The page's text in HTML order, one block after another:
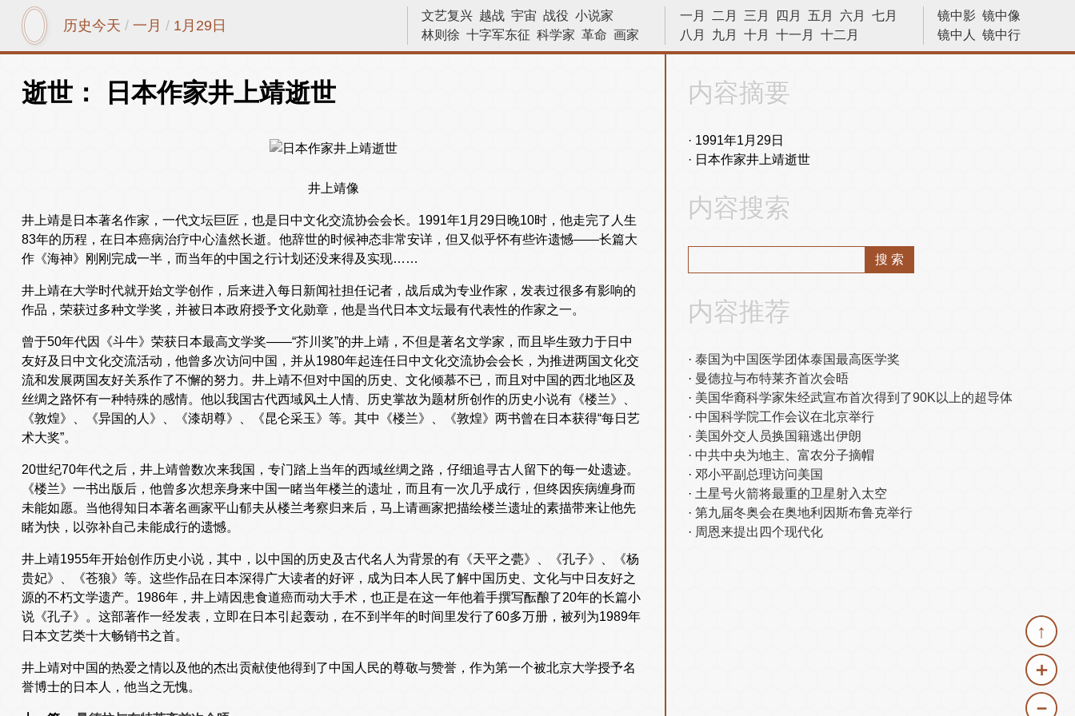
历史今天 / 一月 / 1月29日
镜中影 镜中像
镜中人
镜中行
历史今天
一月 二月 三月 四月 五月 六月
七月
八月
九月 十月 十一月 十二月
文艺复兴 越战 宇宙 战役 小说家
林则徐 十字军东征 科学家 革命 画家
侵略 晓松说 发明 天文学 数学 建筑
逝世： 日本作家井上靖逝世
井上靖像
井上靖是日本著名作家，一代文坛巨匠，也是日中文化交流协会会长。1991年1月29日晚10时，他走完了人生
83年的历程，在日本癌病治疗中心溘然长逝。他辞世的时候神态非常安详，但又似乎怀有些许遗憾——长篇大
作《海神》刚刚完成一半，而当年的中国之行计划还没来得及实现……
井上靖在大学时代就开始文学创作，后来进入每日新闻社担任记者，战后成为专业作家，发表过很多有影响的
作品，荣获过多种文学奖，并被日本政府授予文化勋章，他是当代日本文坛最有代表性的作家之一。
曾于50年代因《斗牛》荣获日本最高文学奖——“芥川奖”的井上靖，不但是著名文学家，而且毕生致力于日中
友好及日中文化交流活动，他曾多次访问中国，并从1980年起连任日中文化交流协会会长，为推进两国文化交
流和发展两国友好关系作了不懈的努力。井上靖不但对中国的历史、文化倾慕不已，而且对中国的西北地区及
丝绸之路怀有一种特殊的感情。他以我国古代西域风土人情、历史掌故为题材所创作的历史小说有《楼兰》、
《敦煌》、《异国的人》、《漆胡尊》、《昆仑采玉》等。其中《楼兰》、《敦煌》两书曾在日本获得“每日艺
术大奖”。
20世纪70年代之后，井上靖曾数次来我国，专门踏上当年的西域丝绸之路，仔细追寻古人留下的每一处遗迹。
《楼兰》一书出版后，他曾多次想亲身来中国一睹当年楼兰的遗址，而且有一次几乎成行，但终因疾病缠身而
未能如愿。当他得知日本著名画家平山郁夫从楼兰考察归来后，马上请画家把描绘楼兰遗址的素描带来让他先
睹为快，以弥补自己未能成行的遗憾。
井上靖1955年开始创作历史小说，其中，以中国的历史及古代名人为背景的有《天平之甍》、《孔子》、《杨
贵妃》、《苍狼》等。这些作品在日本深得广大读者的好评，成为日本人民了解中国历史、文化与中日友好之
源的不朽文学遗产。1986年，井上靖因患食道癌而动大手术，也正是在这一年他着手撰写酝酿了20年的长篇小
说《孔子》。这部著作一经发表，立即在日本引起轰动，在不到半年的时间里发行了60多万册，被列为1989年
日本文艺类十大畅销书之首。
井上靖对中国的热爱之情以及他的杰出贡献使他得到了中国人民的尊敬与赞誉，作为第一个被北京大学授予名
誉博士的日本人，他当之无愧。
内容摘要
1991年1月29日
日本作家井上靖逝世
内容搜索
内容推荐
泰国为中国医学团体泰国最高医学奖
曼德拉与布特莱齐首次会晤
美国华裔科学家朱经武宣布首次得到了90K以上的超导体
中国科学院工作会议在北京举行
美国外交人员换国籍逃出伊朗
中共中央为地主、富农分子摘帽
邓小平副总理访问美国
土星号火箭将最重的卫星射入太空
第九届冬奥会在奥地利因斯布鲁克举行
周恩来提出四个现代化
↑
＋
－